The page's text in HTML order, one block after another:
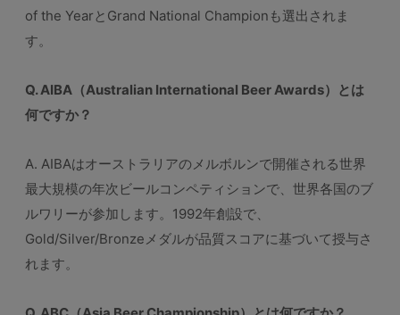
of the YearとGrand National Championも選出されま
す。
Q. AIBA（Australian International Beer Awards）とは
何ですか？
A. AIBAはオーストラリアのメルボルンで開催される世界
最大規模の年次ビールコンペティションで、世界各国のブ
ルワリーが参加します。1992年創設で、
Gold/Silver/Bronzeメダルが品質スコアに基づいて授与さ
れます。